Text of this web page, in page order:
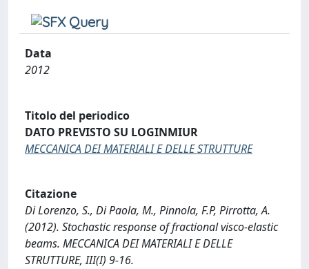
Data
2012
Titolo del periodico
DATO PREVISTO SU LOGINMIUR
MECCANICA DEI MATERIALI E DELLE STRUTTURE
Citazione
Di Lorenzo, S., Di Paola, M., Pinnola, F.P, Pirrotta, A.
(2012). Stochastic response of fractional visco-elastic
beams. MECCANICA DEI MATERIALI E DELLE
STRUTTURE, III(I) 9-16.